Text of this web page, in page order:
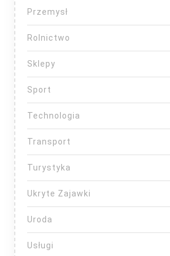
Przemysł
Rolnictwo
Sklepy
Sport
Technologia
Transport
Turystyka
Ukryte Zajawki
Uroda
Usługi